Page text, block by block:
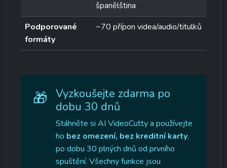
španělština
Podporované
formáty
~70 přípon videa/audio/titulků
🎁 Vyzkoušejte zdarma po
dobu 30 dnů
Stáhněte si AI VideoCutty a používejte
ho bez omezení, bez kreditní karty,
po dobu 30 plných dnů od prvního
spuštění. Všechny funkce jsou